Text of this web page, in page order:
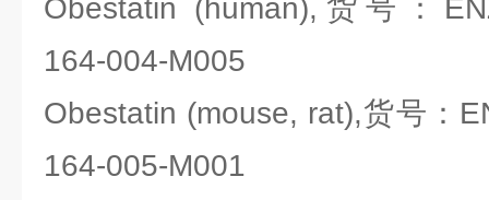
Obestatin (human),货号：
164-004-M005
Obestatin (mouse, rat),货号：
164-005-M001